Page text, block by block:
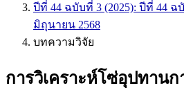
ปีที่ 44 ฉบับที่ 3 (2025): ปีที่ 44
มิถุนายน 2568
บทความวิจัย
การวิเคราะห์โซ่อุปทาน